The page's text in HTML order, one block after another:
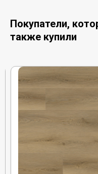
Покупатели,
также купили